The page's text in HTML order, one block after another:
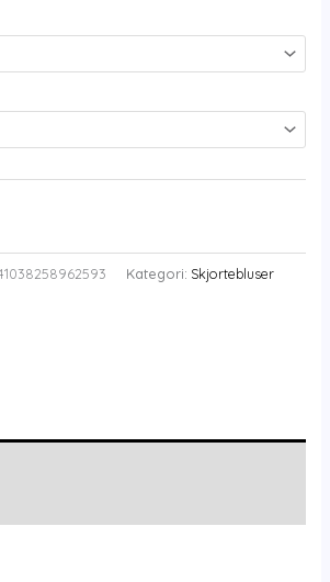
pris
Kategori: Skjortebluser